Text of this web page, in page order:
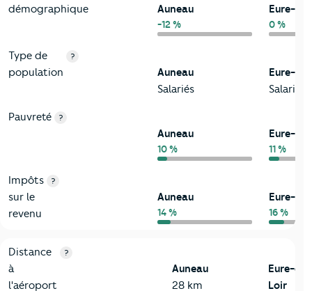
démographique
Auneau
-12 %
Eure-
0 %
Type de
population
?
Auneau
Salariés
Eure-
Salariés
Pauvreté ?
Auneau
10 %
Eure-
11 %
Impôts
sur le
revenu
?
Auneau
14 %
Eure-
16 %
3-Environnement
Critères Auneau
Distance
à
l'aéroport
?
Auneau
28 km
Eure-et-
Loir